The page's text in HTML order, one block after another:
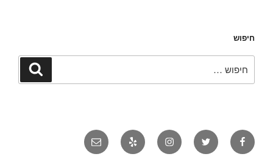
חיפוש
חיפוש
פייסבוק טוויטר אינסטגרם יאלפ אימייל